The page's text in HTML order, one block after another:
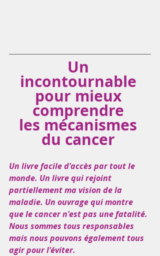
Un
incontournable
pour mieux
comprendre
les mécanismes
du cancer
Un livre facile d'accès par tout le
monde. Un livre qui rejoint
partiellement ma vision de la
maladie. Un ouvrage qui montre
que le cancer n'est pas une fatalité.
Nous sommes tous responsables
mais nous pouvons également tous
agir pour l'éviter.